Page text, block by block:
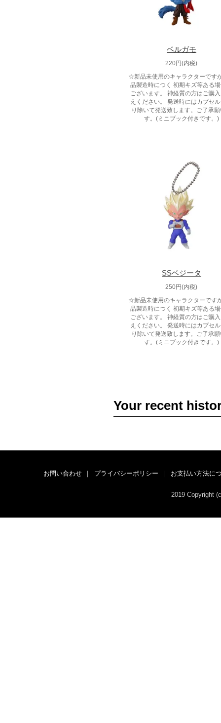
ベルガモ
220円(内税)
☆新品未使用のキャラクターです
品製造時につく 初期キズ等ある
ございます。 神経質の方はご購
えください。 発送時にはカプセ
り除いて発送致します。ご了承
す。(ミニブック付きです。)
SSベジータ
250円(内税)
☆新品未使用のキャラクターです
品製造時につく 初期キズ等ある
ございます。 神経質の方はご購
えください。 発送時にはカプセ
り除いて発送致します。ご了承
す。(ミニブック付きです。)
Your recent
お問い合わせ ｜ プライバシーポリシー ｜ お支払い方法に
2019 Copyright